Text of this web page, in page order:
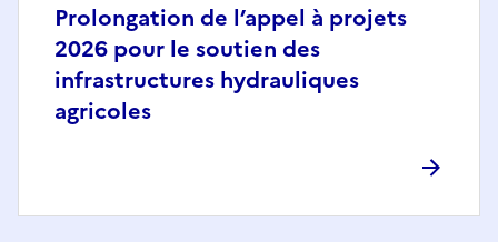
Prolongation de l’appel à projets
2026 pour le soutien des
infrastructures hydrauliques
agricoles